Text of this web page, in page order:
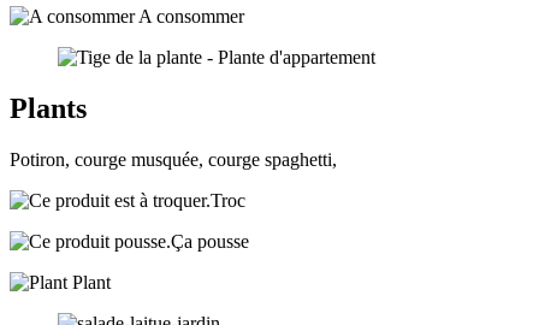
A consommer
Plants
Potiron, courge musquée, courge spaghetti,
Troc
Ça pousse
Plant